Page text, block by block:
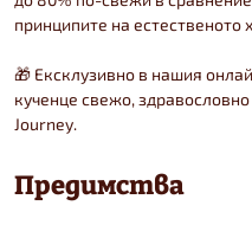
принципите на естественото
🎁 Ексклузивно в нашия
кученце свежо,
Journey.
Предимства